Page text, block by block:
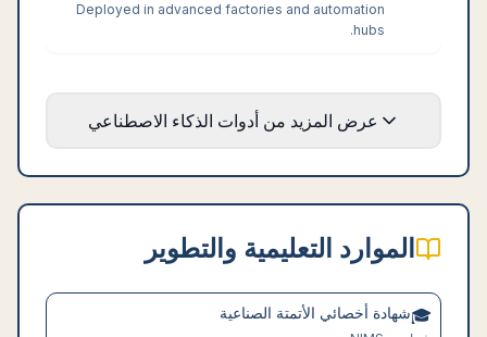
Deployed in advanced factories and automation
hubs.
عرض المزيد من أدوات الذكاء الاصطناعي
الموارد التعليمية والتطوير
🎓شهادة أخصائي الأتمتة الصناعية